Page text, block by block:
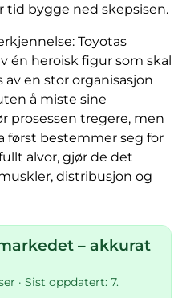
tid bygge ned skepsisen.
Toyotas
én heroisk figur som skal
en stor organisasjon
å miste sine
prosessen tregere, men
først bestemmer seg for
alvor, gjør de det
distribusjon og
– akkurat
· Sist oppdatert: 7.